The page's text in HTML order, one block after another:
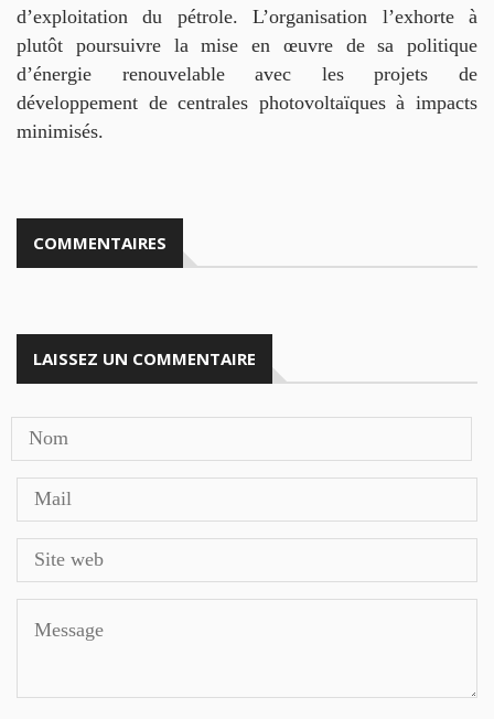
d’exploitation du pétrole. L’organisation l’exhorte à
plutôt poursuivre la mise en œuvre de sa politique
d’énergie renouvelable avec les projets de
développement de centrales photovoltaïques à impacts
minimisés.
COMMENTAIRES
LAISSEZ UN COMMENTAIRE